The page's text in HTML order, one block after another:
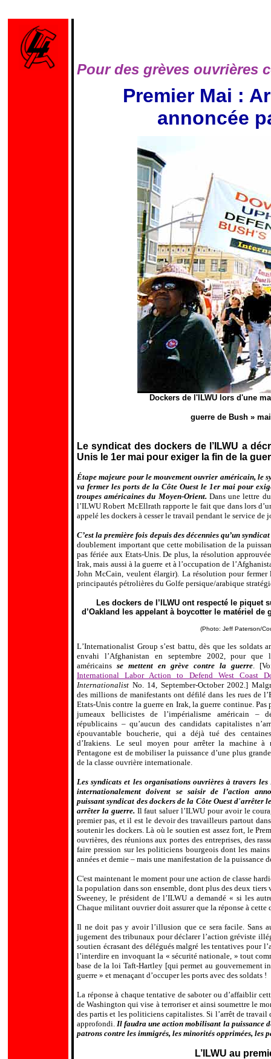
Pour des grèves ouvrières
Premier Mai :
annoncée
Dockers de l'ILWU lors d'une
guerre de Bush »
Le syndicat des dockers de l’ILWU a
Unis le 1er mai pour exiger la fin de la
Étape majeure pour le mouvement ouvrier américain, le
va fermer les ports de la Côte Ouest le 1er mai pour
troupes américaines du Moyen-Orient. Dans une lettre
l’ILWU Robert McEllrath rapporte le fait que dans lors d’
appelé les dockers à cesser le travail pendant le service
C’est la première fois depuis des décennies qu’un
doublement important que cette mobilisation de la
pas fériée aux Etats-Unis. De plus, la résolution
Irak, mais aussi à la guerre et à l’occupation de l’
John McCain, veulent élargir). La résolution pour
principautés pétrolières du Golfe persique/arabique
Les dockers de l’ILWU ont respecté le piquet
d’Oakland les appelant à boycotter le matériel de
(Photo: Jeff Paterson/
L’Internationalist Group s’est battu, dès que les soldats
envahi l’Afghanistan en septembre 2002, pour que
américains se mettent en grève contre la guerre.
International Labor Action to Defend West Coast
Internationalist No. 14, September-October 2002.]
des millions de manifestants ont défilé dans les rues de l’
Etats-Unis contre la guerre en Irak, la guerre continue. Pas
jumeaux bellicistes de l’impérialisme américain –
républicains – qu’aucun des candidats capitalistes n’
épouvantable boucherie, qui a déjà tué des
d’Irakiens. Le seul moyen pour arrêter la machine à
Pentagone est de mobiliser la puissance d’une plus
de la classe ouvrière internationale.
Les syndicats et les organisations ouvrières à travers les
internationalement doivent se saisir de l’action
puissant syndicat des dockers de la Côte Ouest d'arrêter
arrêter la guerre. Il faut saluer l’ILWU pour avoir le
premier pas, et il est le devoir des travailleurs partout
soutenir les dockers. Là où le soutien est assez fort, le
ouvrières, des réunions aux portes des entreprises, des
faire pression sur les politiciens bourgeois dont les
années et demie – mais une manifestation de la
C'est maintenant le moment pour une action de classe
la population dans son ensemble, dont plus des deux
Sweeney, le président de l’ILWU a demandé « si les
Chaque militant ouvrier doit assurer que la réponse à
Il ne doit pas y avoir l’illusion que ce sera facile. Sans
jugement des tribunaux pour déclarer l’action gréviste
soutien écrasant des délégués malgré les tentatives pour l’
l’interdire en invoquant la « sécurité nationale, » tout
base de la loi Taft-Hartley [qui permet au gouvernement
guerre » et menaçant d’occuper les ports avec des soldats !
La réponse à chaque tentative de saboter ou d’affaiblir
de Washington qui vise à terroriser et ainsi soumettre le
des partis et les politiciens capitalistes. Si l’arrêt de travail
approfondi. Il faudra une action mobilisant la puissance
patrons contre les immigrés, les minorités opprimées, les
L’ILWU au